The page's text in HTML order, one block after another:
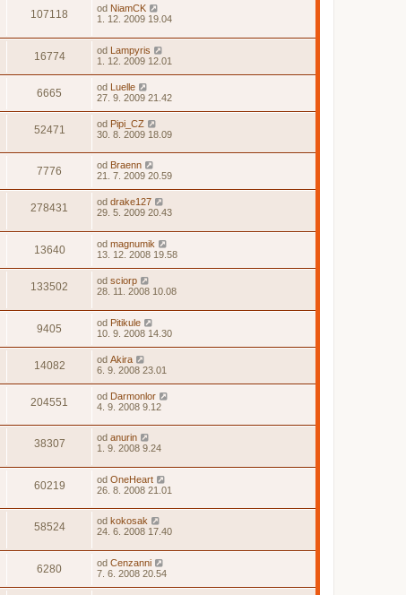
107118 od NiamCK
1. 12. 2009 19.04
16774 od Lampyris
1. 12. 2009 12.01
6665 od Luelle
27. 9. 2009 21.42
52471 od Pipi_CZ
30. 8. 2009 18.09
7776 od Braenn
21. 7. 2009 20.59
278431 od drake127
29. 5. 2009 20.43
13640 od magnumik
13. 12. 2008 19.58
133502 od sciorp
28. 11. 2008 10.08
9405 od Pitikule
10. 9. 2008 14.30
14082 od Akira
6. 9. 2008 23.01
204551 od Darmonlor
4. 9. 2008 9.12
38307 od anurin
1. 9. 2008 9.24
60219 od OneHeart
26. 8. 2008 21.01
58524 od kokosak
24. 6. 2008 17.40
6280 od Cenzanni
7. 6. 2008 20.54